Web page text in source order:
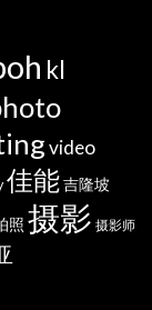
kl
video
佳能吉隆坡
照 摄影 摄影师